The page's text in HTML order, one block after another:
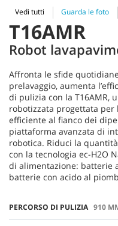
Vedi tutti Guarda le foto
T16AMR
Robot
Affronta le sfide
prelavaggio, aumenta
di pulizia con la T16AMR,
robotizzata progettata
efficiente al fianco dei
piattaforma avanzata di
robotica. Riduci la
con la tecnologia ec-H2O
di alimentazione: batterie
batterie con acido al
PERCORSO DI PULIZIA 910